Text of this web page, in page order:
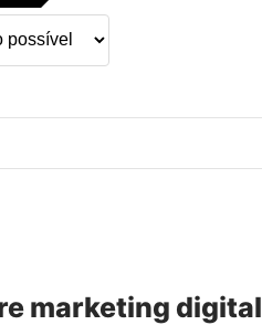
marketing digital